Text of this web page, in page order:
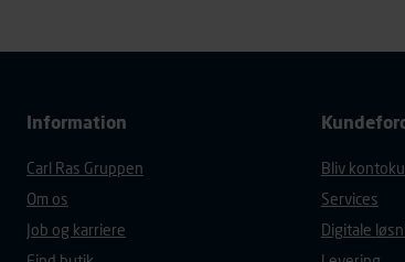
Information
Carl Ras Gruppen
Om os
Job og karriere
Bliv
Services
Digitale